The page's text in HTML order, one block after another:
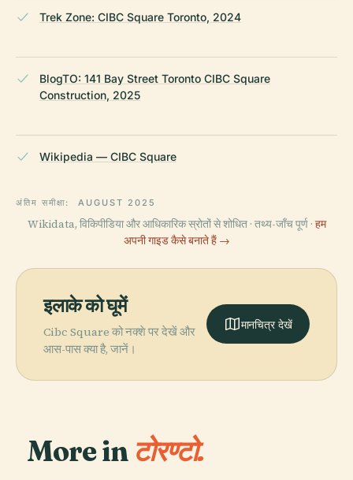
Trek Zone: CIBC Square Toronto, 2024
BlogTO: 141 Bay Street Toronto CIBC Square
Construction, 2025
Wikipedia — CIBC Square
अंतिम समीक्षा: AUGUST 2025
Wikidata, विकिपीडिया और आधिकारिक स्रोतों से शोधित · तथ्य-जाँच पूर्ण · हम
अपनी गाइड कैसे बनाते हैं →
इलाके को घूमें
Cibc Square को नक्शे पर देखें और
आस-पास क्या है, जानें।
मानचित्र देखें
More in टोरण्टो.